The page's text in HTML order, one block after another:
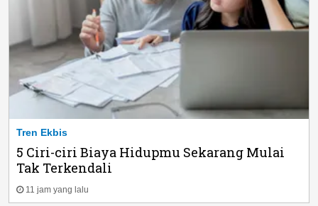
Tren Ekbis
5 Ciri-ciri Biaya Hidupmu Sekarang Mulai
Tak Terkendali
11 jam yang lalu